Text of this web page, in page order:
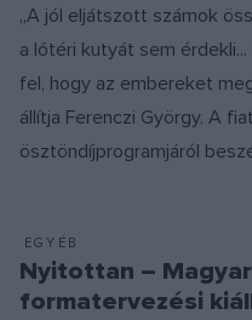
„A jól eljátszott számok
a lőtéri kutyát sem
fel, hogy az embereket
állítja Ferenczi György. A
ösztöndíjprogramjáról
EGYÉB
Nyitottan –
formatervezési